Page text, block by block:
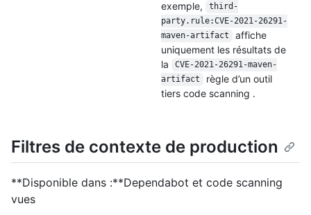
exemple,
third-
party.rule:CVE-2021-26291-
maven-artifact
affiche
uniquement les résultats de
la
CVE-2021-26291-maven-
artifact
règle d’un outil
tiers code scanning .
Filtres de contexte de production
**Disponible dans :**Dependabot et code scanning
vues